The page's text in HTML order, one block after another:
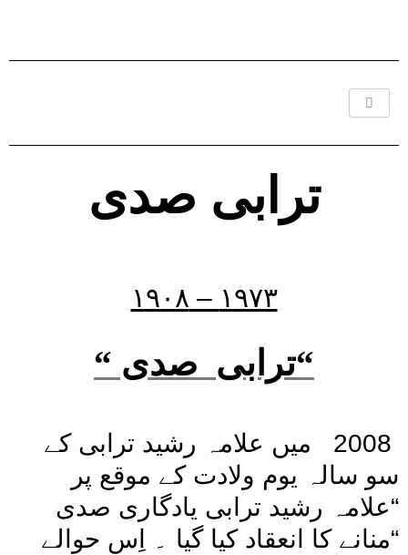
ترابی صدی
۱۹۷۳ – ۱۹۰۸
“ترابی صدی “
2008 میں علامہ رشید ترابی كے
سو سالہ یوم ولادت كے موقع پر
“علامہ رشید ترابی یادگاری صدی
“منانے کا انعقاد کیا گیا ۔ اِس حوالے